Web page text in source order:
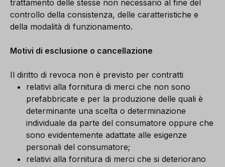
trattamento delle stesse non necessario al fine del
controllo della consistenza, delle caratteristiche e
della modalità di funzionamento.
Motivi di esclusione o cancellazione
Il diritto di revoca non è previsto per contratti
relativi alla fornitura di merci che non sono
prefabbricate e per la produzione delle quali è
determinante una scelta o determinazione
individuale da parte del consumatore oppure che
sono evidentemente adattate alle esigenze
personali del consumatore;
relativi alla fornitura di merci che si deteriorano